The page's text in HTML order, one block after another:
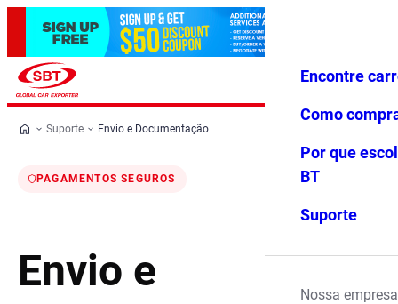
Favoritos Menu
Encontre
Como
Por que
BT
Suporte
Nossa empresa
Suporte Envio e Documentação
PAGAMENTOS SEGUROS
Envio e